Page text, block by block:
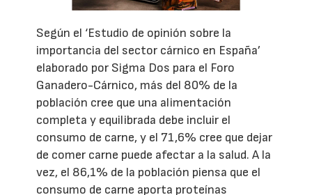
Según el ‘Estudio de opinión sobre la
importancia del sector cárnico en España’
elaborado por Sigma Dos para el Foro
Ganadero-Cárnico, más del 80% de la
población cree que una alimentación
completa y equilibrada debe incluir el
consumo de carne, y el 71,6% cree que dejar
de comer carne puede afectar a la salud. A la
vez, el 86,1% de la población piensa que el
consumo de carne aporta proteínas